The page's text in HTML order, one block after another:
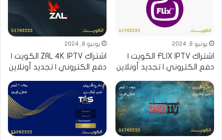
يونيو 8, 2024
اشتراك FLIX IPTV الكويت |
دفع الكتروني | تجديد أونلاين
يونيو 8, 2024
اشتراك ZAL 4K IPTV الكويت |
دفع الكتروني | تجديد أونلاين